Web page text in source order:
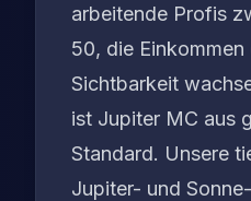
arbeitende Profis
50, die
Sichtbarkeit
ist Jupiter MC aus
Standard. Unsere
Jupiter- und